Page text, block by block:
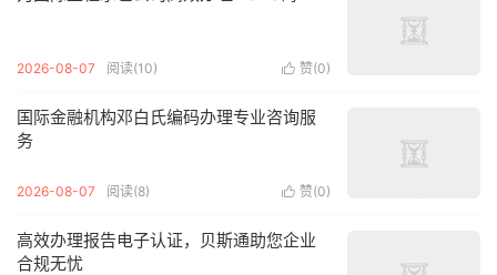
 赞(0)
2026-08-07 阅读(10)
国际金融机构邓白氏编码办理专业咨询服
务
 赞(0)
2026-08-07 阅读(8)
高效办理报告电子认证，贝斯通助您企业
合规无忧